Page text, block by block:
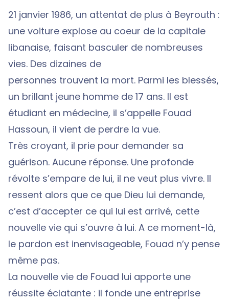
21 janvier 1986, un attentat de plus à Beyrouth :
une voiture explose au coeur de la capitale
libanaise, faisant basculer de nombreuses
vies. Des dizaines de
personnes trouvent la mort. Parmi les blessés,
un brillant jeune homme de 17 ans. Il est
étudiant en médecine, il s’appelle Fouad
Hassoun, il vient de perdre la vue.
Très croyant, il prie pour demander sa
guérison. Aucune réponse. Une profonde
révolte s’empare de lui, il ne veut plus vivre. Il
ressent alors que ce que Dieu lui demande,
c’est d’accepter ce qui lui est arrivé, cette
nouvelle vie qui s’ouvre à lui. A ce moment-là,
le pardon est inenvisageable, Fouad n’y pense
même pas.
La nouvelle vie de Fouad lui apporte une
réussite éclatante : il fonde une entreprise